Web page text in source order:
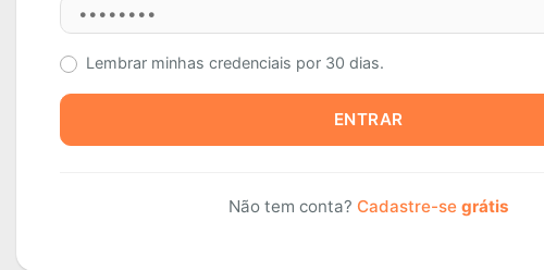
Lembrar minhas credenciais por 30 dias.
ENTRAR
Não tem conta? Cadastre-se grátis